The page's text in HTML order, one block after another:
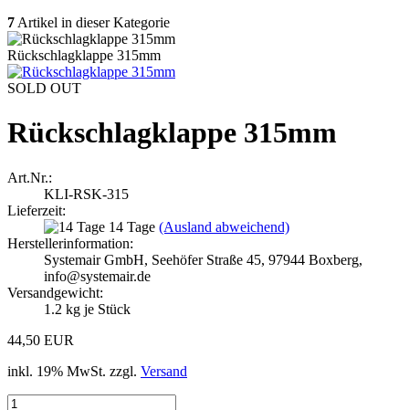
7 Artikel in dieser Kategorie
Rückschlagklappe 315mm
SOLD OUT
Rückschlagklappe 315mm
Art.Nr.:
KLI-RSK-315
Lieferzeit:
14 Tage (Ausland abweichend)
Herstellerinformation:
Systemair GmbH, Seehöfer Straße 45, 97944 Boxberg,
info@systemair.de
Versandgewicht:
1.2 kg je Stück
44,50 EUR
inkl. 19% MwSt. zzgl. Versand